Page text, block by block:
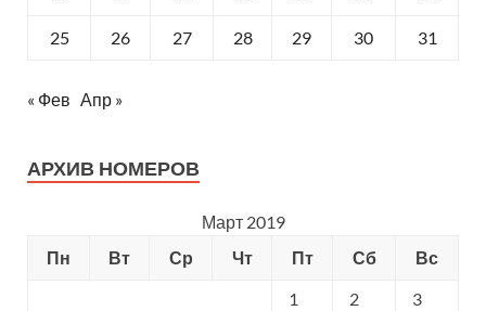
25 26 27 28 29 30 31
« Фев Апр »
АРХИВ НОМЕРОВ
Март 2019
Пн
Вт Ср Чт Пт Сб
Вс
1
2
3